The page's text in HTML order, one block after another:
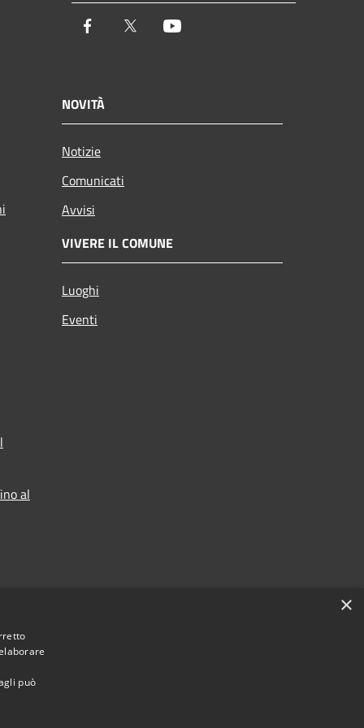
Facebook Twitter
NOVITÀ
Notizie
Comunicati
Avvisi
VIVERE IL COMUNE
Luoghi
Eventi
al
×
può